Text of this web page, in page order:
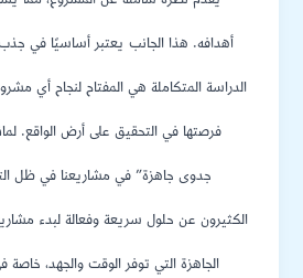
أهدافه. هذا الجانب يعتبر أساسيًا في
الدراسة المتكاملة هي المفتاح لنجاح أي
فرصتها في التحقيق على أرض الواقع.
جدوى جاهزة” في مشاريعنا في ظل
الكثيرون عن حلول سريعة وفعالة لبدء
الجاهزة التي توفر الوقت والجهد، خاصة